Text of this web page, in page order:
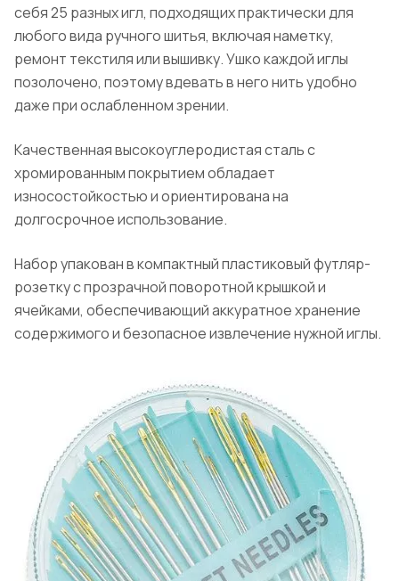
себя 25 разных игл, подходящих практически для
любого вида ручного шитья, включая наметку,
ремонт текстиля или вышивку. Ушко каждой иглы
позолочено, поэтому вдевать в него нить удобно
даже при ослабленном зрении.
Качественная высокоуглеродистая сталь с
хромированным покрытием обладает
износостойкостью и ориентирована на
долгосрочное использование.
Набор упакован в компактный пластиковый футляр-
розетку с прозрачной поворотной крышкой и
ячейками, обеспечивающий аккуратное хранение
содержимого и безопасное извлечение нужной иглы.